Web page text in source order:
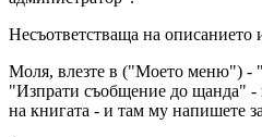
Несъответстваща на описанието
Моля, влезте в ("Моето меню") -
"Изпрати съобщение до щанда" -
на книгата - и там му напишете